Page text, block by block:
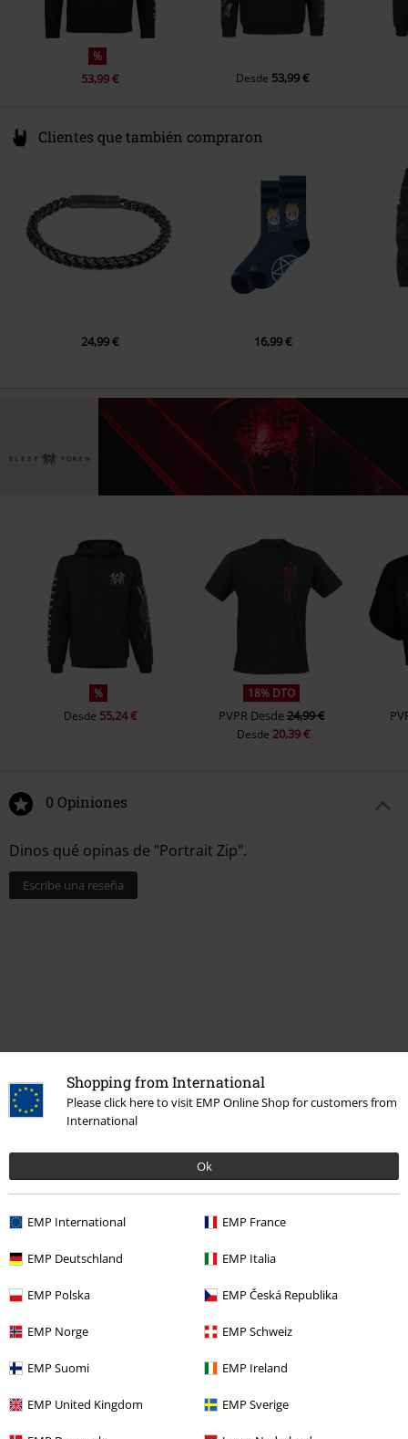
Shopping from International
Please click here to visit EMP Online Shop for customers from
International
Ok
EMP International EMP France
EMP Deutschland EMP Italia
EMP Polska EMP Česká Republika
EMP Norge EMP Schweiz
EMP Suomi EMP Ireland
EMP United Kingdom EMP Sverige
Negro
%
53,99 € Desde 53,99 €
Clientes que también compraron
24,99 € 16,99 €
%
Desde 55,24 €
18% DTO
PVPR Desde24,99 €
Desde 20,39 €
0 Opiniones
Dinos qué opinas de "Portrait Zip".
Escribe una reseña
Última visita
Más categorías. Más opciones